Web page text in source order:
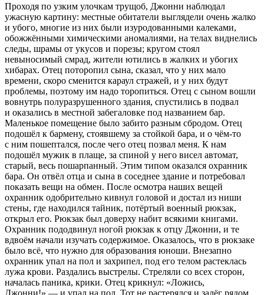
Проходя по узким улочкам трущоб, Джонни наблюдал
ужасную картину: местные обитатели выглядели очень жалко
и убого, многие из них были изуродованными калеками,
обожжёнными химическими аномалиями, на телах виднелись
следы, шрамы от укусов и порезы; кругом стоял
невыносимый смрад, жители ютились в жалких и убогих
хибарах. Отец поторопил сына, сказал, что у них мало
времени, скоро сменится караул стражей, и у них будут
проблемы, поэтому им надо торопиться. Отец с сыном вошли
вовнутрь полуразрушенного здания, спустились в подвал
и оказались в местной забегаловке под названием бар.
Маленькое помещение было забито разным сбродом. Отец
подошёл к бармену, стоявшему за стойкой бара, и о чём-то
с ним пошептался, после чего отец позвал меня. К нам
подошёл мужик в плаще, за спиной у него висел автомат,
старый, весь пошарпанный. Этим типом оказался охранник
бара. Он отвёл отца и сына в соседнее здание и потребовал
показать вещи на обмен. После осмотра наших вещей
охранник одобрительно кивнул головой и достал из ниши
стены, где находился тайник, потёртый военный рюкзак,
открыл его. Рюкзак был доверху набит всякими книгами.
Охранник пододвинул ногой рюкзак к отцу Джонни, и те
вдвоём начали изучать содержимое. Оказалось, что в рюкзаке
было всё, что нужно для образования юноши. Внезапно
охранник упал на пол и захрипел, под его телом растеклась
лужа крови. Раздались выстрелы. Стреляли со всех сторон,
началась паника, крики. Отец крикнул: «Ложись,
Джонни!» — и упал на пол. Тот не растерялся и залёг рядом